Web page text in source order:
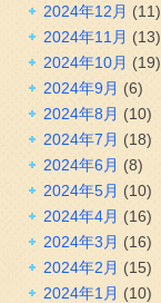
2024年12月 (11)
2024年11月 (13)
2024年10月 (19)
2024年9月 (6)
2024年8月 (10)
2024年7月 (18)
2024年6月 (8)
2024年5月 (10)
2024年4月 (16)
2024年3月 (16)
2024年2月 (15)
2024年1月 (10)